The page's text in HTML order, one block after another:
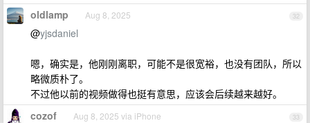
32
oldlamp Aug 8, 2025
@yjsdaniel
嗯，确实是，他刚刚离职，可能不是很宽裕，也没有团队，所以
略微质朴了。
不过他以前的视频做得也挺有意思，应该会后续越来越好。
33
cozof Aug 8, 2025 via iPhone